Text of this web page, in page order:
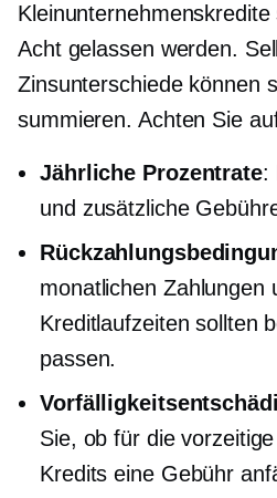
Acht gelassen werden.
Zinsunterschiede können
summieren. Achten Sie
Jährliche Prozentrate:
und zusätzliche
monatlichen Zahlungen
Kreditlaufzeiten sollten
passen.
Sie, ob für die
Kredits eine Gebühr